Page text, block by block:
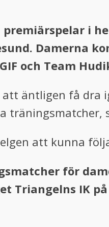
i
Damerna
och Team
äntligen få dra
träningsmatcher,
att kunna
för
Triangelns IK